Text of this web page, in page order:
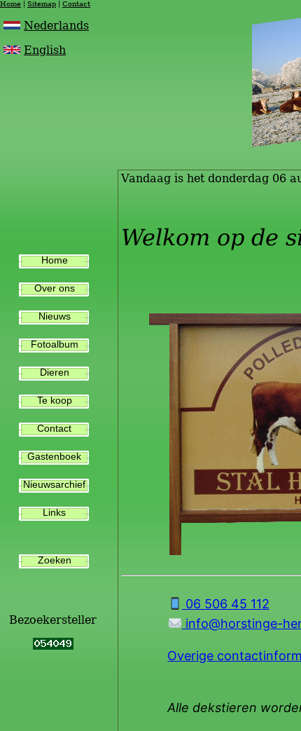
Home Sitemap Contact
Nederlands
English
Home
Over ons
Nieuws
Fotoalbum
Dieren
Te koop
Contact
Gastenboek
Nieuwsarchief
Links
Zoeken
Bezoekersteller
Vandaag is het donderdag 06
Welkom op de